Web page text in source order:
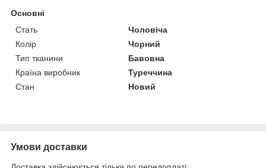
Основні
Стать
Чоловіча
Колір
Чорний
Тип тканини
Бавовна
Країна виробник
Туреччина
Стан
Новий
Умови доставки